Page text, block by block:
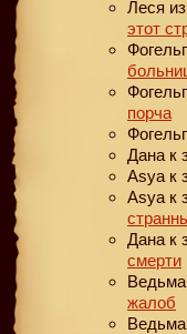
Леся
этот
порча
Дана к
Asya к
Asya к
Дана к
смерти
Ведьма
жалоб
Ведьма